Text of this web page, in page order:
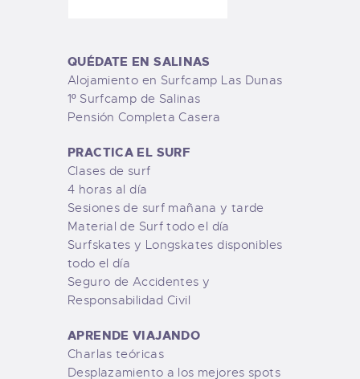
QUÉDATE EN SALINAS
Alojamiento en Surfcamp Las Dunas
1º Surfcamp de Salinas
Pensión Completa Casera
PRACTICA EL SURF
Clases de surf
4 horas al día
Sesiones de surf mañana y tarde
Material de Surf todo el día
Surfskates y Longskates disponibles
todo el día
Seguro de Accidentes y
Responsabilidad Civil
APRENDE VIAJANDO
Charlas teóricas
Desplazamiento a los mejores spots